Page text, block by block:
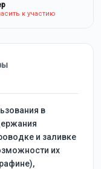
к участию
в
и заливке
их